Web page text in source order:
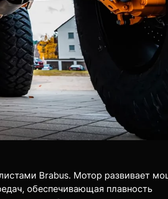
Brabus. Мотор развивает
обеспечивающая плавность